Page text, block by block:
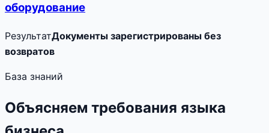
оборудование
РезультатДокументы зарегистрированы без
возвратов
База знаний
Объясняем требования языка